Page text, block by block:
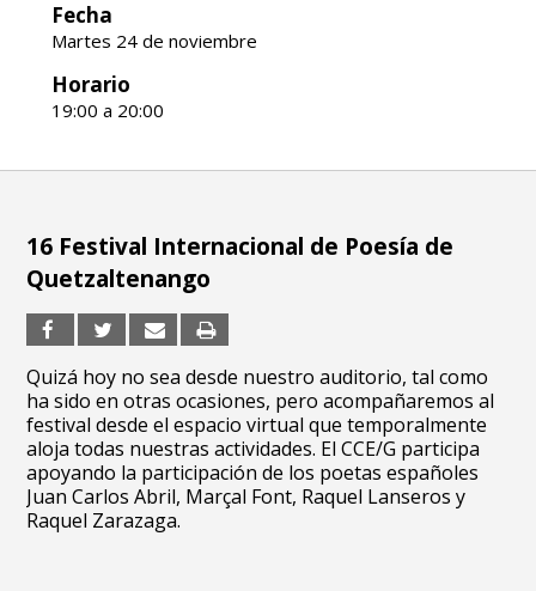
Fecha
Martes 24 de noviembre
Horario
19:00 a 20:00
16 Festival Internacional de Poesía de
Quetzaltenango
Quizá hoy no sea desde nuestro auditorio, tal como
ha sido en otras ocasiones, pero acompañaremos al
festival desde el espacio virtual que temporalmente
aloja todas nuestras actividades. El CCE/G participa
apoyando la participación de los poetas españoles
Juan Carlos Abril, Marçal Font, Raquel Lanseros y
Raquel Zarazaga.